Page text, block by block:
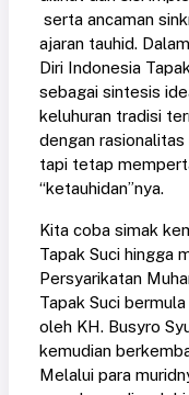
serta ancaman
ajaran tauhid.
Diri Indonesia
sebagai sintesis
keluhuran tradisi
dengan
tapi tetap
“ketauhidan”nya.
Kita coba simak
Tapak Suci hingga
Persyarikatan
Tapak Suci
oleh KH. Busyro
kemudian
Melalui para